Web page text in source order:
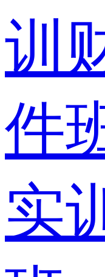
训
件
实